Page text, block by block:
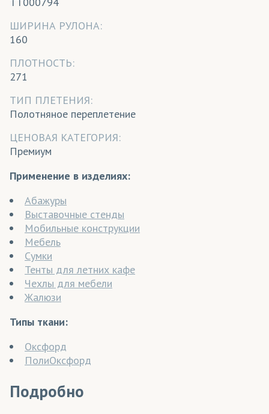
ШИРИНА РУЛОНА:
160
ПЛОТНОСТЬ:
271
ТИП ПЛЕТЕНИЯ:
Полотняное переплетение
ЦЕНОВАЯ КАТЕГОРИЯ:
Премиум
Применение в изделиях:
Абажуры
Выставочные стенды
Мобильные конструкции
Мебель
Сумки
Тенты для летних кафе
Чехлы для мебели
Жалюзи
Типы ткани:
Оксфорд
ПолиОксфорд
Подробно